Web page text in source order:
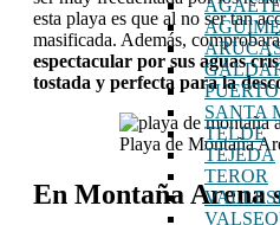
SANTA
TELDE
TEJEDA
TEROR
esta playa es que al no ser tan
masificada. Además,
espectacular por sus aguas
tostada y perfecta para la
Playa de Montaña
En Montaña Arena